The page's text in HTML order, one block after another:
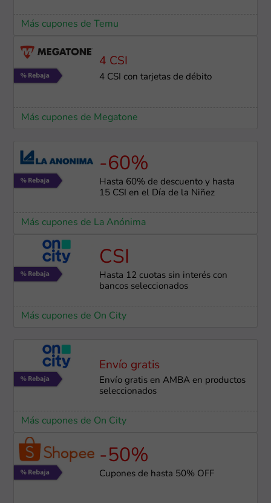
Más cupones de Temu
4 CSI
4 CSI con tarjetas de débito
Más cupones de Megatone
-60%
Hasta 60% de descuento y hasta
15 CSI en el Día de la Niñez
Más cupones de La Anónima
CSI
Hasta 12 cuotas sin interés con
bancos seleccionados
Más cupones de On City
Envío gratis
Envío gratis en AMBA en productos
seleccionados
Más cupones de On City
-50%
Cupones de hasta 50% OFF